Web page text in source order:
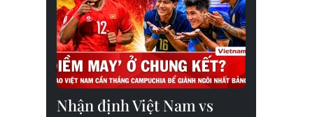
Nhận định Việt Nam vs